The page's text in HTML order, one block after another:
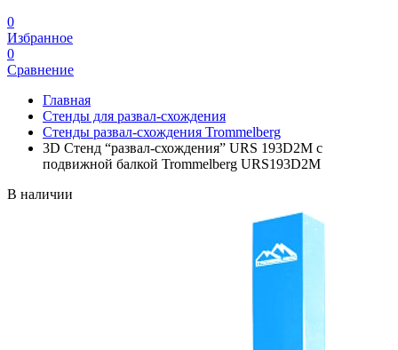
0
Избранное
0
Сравнение
Главная
Стенды для развал-схождения
Стенды развал-схождения Trommelberg
3D Стенд “развал-схождения” URS 193D2M с
подвижной балкой Trommelberg URS193D2M
В наличии